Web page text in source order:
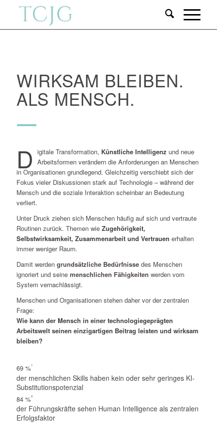
WIRKSAM BLEIBEN.
ALS MENSCH.
D igitale Transformation, Künstliche Intelligenz und neue
Arbeitsformen verändern die Anforderungen an Menschen
in Organisationen grundlegend. Gleichzeitig verschiebt sich der
Fokus vieler Diskussionen stark auf Technologie – während der
Mensch und die soziale Interaktion scheinbar an Bedeutung
verliert.
Unter Druck ziehen sich Menschen häufig auf sich und vertraute
Routinen zurück. Themen wie Zugehörigkeit,
Selbstwirksamkeit, Zusammenarbeit und Vertrauen erhalten
immer weniger Raum.
Damit werden grundsätzliche Bedürfnissedes Menschen
ignoriert und seine menschlichen Fähigkeiten werden vom
System vernachlässigt.
Menschen und Organisationen stehen daher vor der zentralen
Frage:
Wie kann der Mensch in einer technologiegeprägten
Arbeitswelt seinen einzigartigen Beitrag leisten und wirksam
bleiben?
69 %¹
der menschlichen Skills haben kein oder sehr geringes KI-
Substitutionspotenzial
84 %²
der Führungskräfte sehen Human Intelligence als zentralen
Erfolgsfaktor